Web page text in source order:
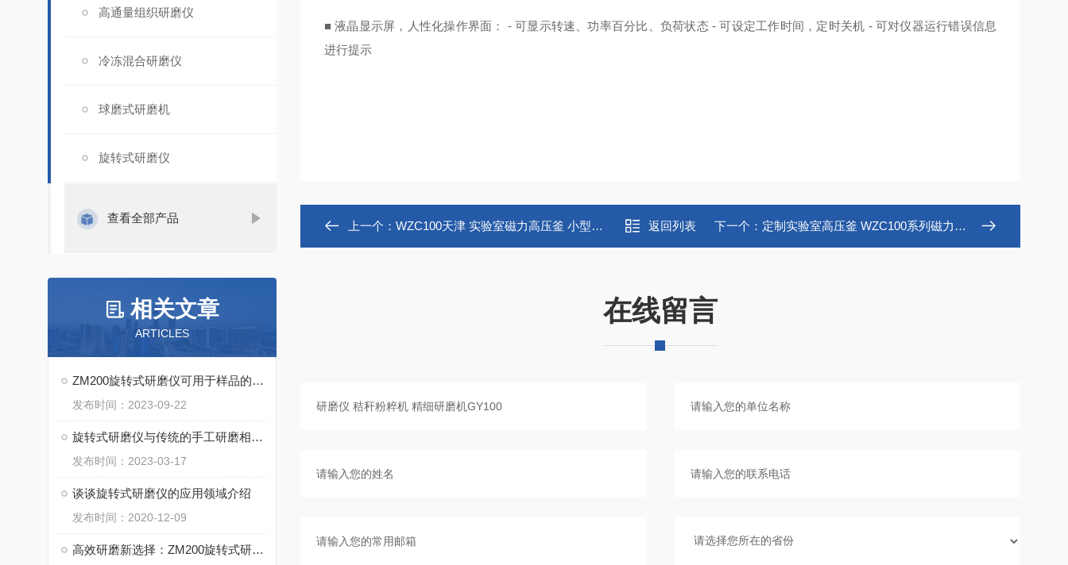
高通量组织研磨仪
冷冻混合研磨仪
球磨式研磨机
旋转式研磨仪
查看全部产品
相关文章
ARTICLES
ZM200旋转式研磨仪可用于样品的混合、溶解和均匀分散
发布时间：2023-09-22
旋转式研磨仪与传统的手工研磨相比具有哪些优点？
发布时间：2023-03-17
谈谈旋转式研磨仪的应用领域介绍
发布时间：2020-12-09
高效研磨新选择：ZM200旋转式研磨仪如何改变材料科学？
■ 液晶显示屏，人性化操作界面： - 可显示转速、功率百分比、负荷状态 - 可设定工作时间，定时关机 - 可对仪器运行错误信息
进行提示
上一个： WZC100天津 实验室磁力高压釜 小型水热釜合成釜 返回列表 下一个： 定制实验室高压釜 WZC100系列磁力反应釜
在线留言